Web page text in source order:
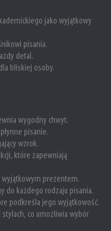
jako wyjątkowy
pisania.
detal.
bliskiej osoby.
wygodny chwyt.
pisanie.
wzrok.
które zapewniają
wyjątkowym prezentem.
do każdego rodzaju pisania.
podkreśla jego wyjątkowość.
co umożliwia wybór